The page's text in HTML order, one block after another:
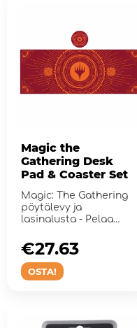
Magic the
Gathering Desk
Pad & Coaster Set
Magic: The Gathering
pöytälevy ja
lasinalusta - Pelaa
OSTA!
€27.63